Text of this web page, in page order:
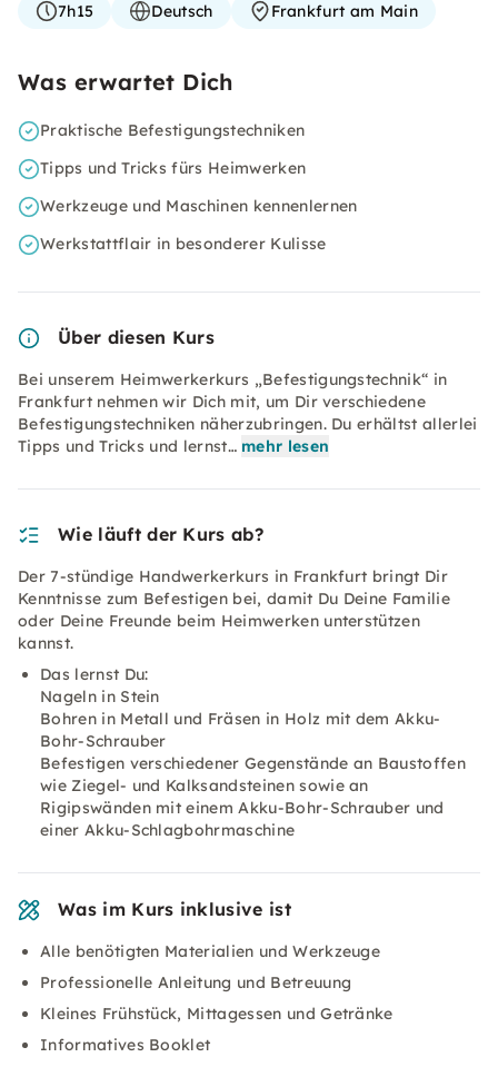
7h15 Deutsch Frankfurt am Main
Was erwartet Dich
Praktische Befestigungstechniken
Tipps und Tricks fürs Heimwerken
Werkzeuge und Maschinen kennenlernen
Werkstattflair in besonderer Kulisse
Über diesen Kurs
Bei unserem Heimwerkerkurs „Befestigungstechnik“ in
Frankfurt nehmen wir Dich mit, um Dir verschiedene
Befestigungstechniken näherzubringen. Du erhältst allerlei
Tipps und Tricks und lernst… mehr lesen
Wie läuft der Kurs ab?
Der 7-stündige Handwerkerkurs in Frankfurt bringt Dir
Kenntnisse zum Befestigen bei, damit Du Deine Familie
oder Deine Freunde beim Heimwerken unterstützen
kannst.
Das lernst Du:
Nageln in Stein
Bohren in Metall und Fräsen in Holz mit dem Akku-
Bohr-Schrauber
Befestigen verschiedener Gegenstände an Baustoffen
wie Ziegel- und Kalksandsteinen sowie an
Rigipswänden mit einem Akku-Bohr-Schrauber und
einer Akku-Schlagbohrmaschine
Was im Kurs inklusive ist
Alle benötigten Materialien und Werkzeuge
Professionelle Anleitung und Betreuung
Kleines Frühstück, Mittagessen und Getränke
Informatives Booklet